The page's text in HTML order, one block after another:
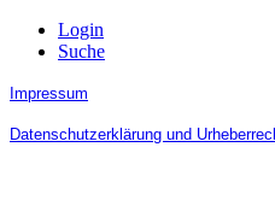
Login
Suche
Impressum
Datenschutzerklärung und